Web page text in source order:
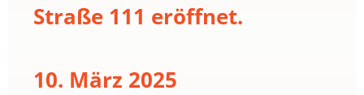
Straße 111 eröffnet.
10. März 2025